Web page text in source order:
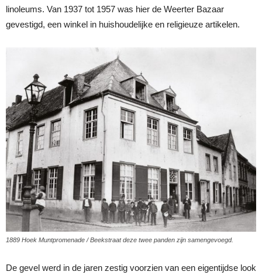
linoleums. Van 1937 tot 1957 was hier de Weerter Bazaar
gevestigd, een winkel in huishoudelijke en religieuze artikelen.
1889 Hoek Muntpromenade / Beekstraat deze twee panden zijn samengevoegd.
De gevel werd in de jaren zestig voorzien van een eigentijdse look